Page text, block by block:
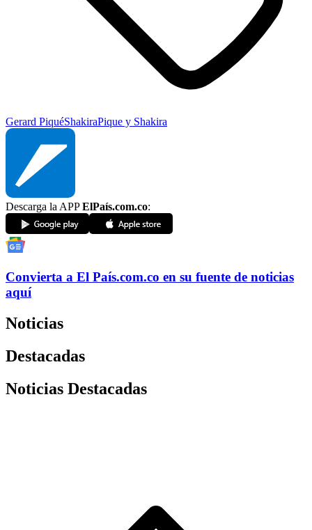
Gerard PiquéShakiraPique y Shakira
Descarga la APPElPaís.com.co:
Convierta a El País.com.co en su fuente de noticias
aquí
Noticias
Destacadas
Noticias Destacadas